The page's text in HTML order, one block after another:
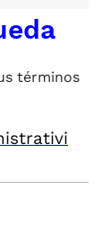
términos